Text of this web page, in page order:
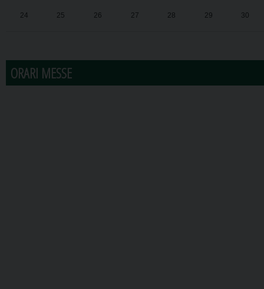
24 25 26 27 28 29 30
ORARI MESSE